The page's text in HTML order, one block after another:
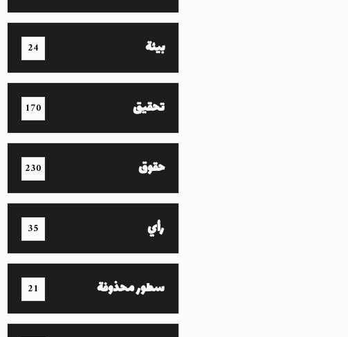
بيئة 24
تحقيق 170
حقوق 230
رأي 35
سطور محذوفة 21